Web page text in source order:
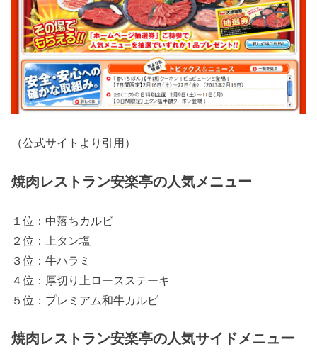
（公式サイトより引用）
焼肉レストラン安楽亭の人気メニュー
１位：中落ちカルビ
２位：上タン塩
３位：牛ハラミ
４位：厚切り上ロースステーキ
５位：プレミアム和牛カルビ
焼肉レストラン安楽亭の人気サイドメニュー